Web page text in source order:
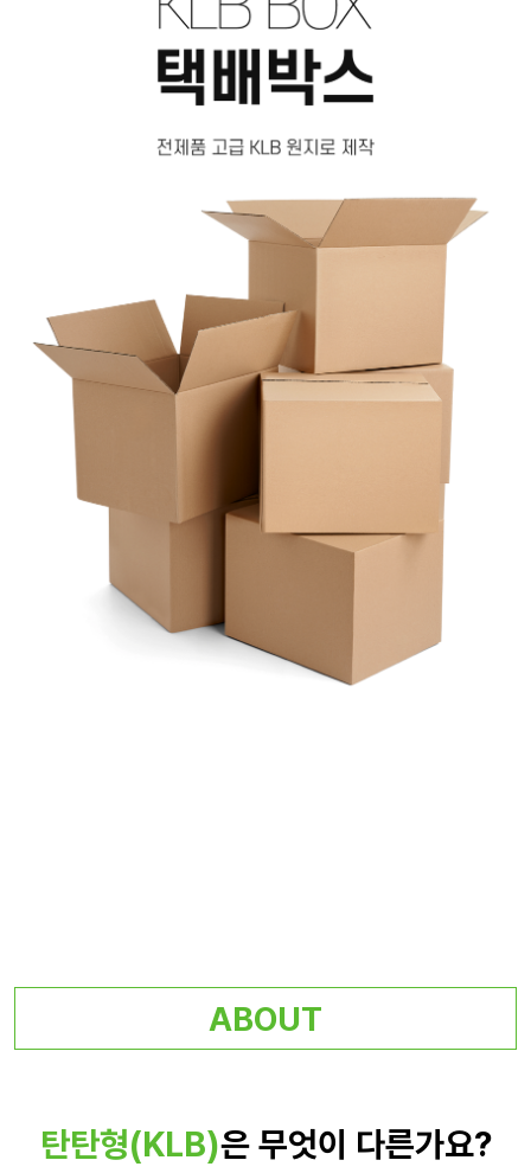
ABOUT
탄탄형(KLB)은 무엇이 다른가요?